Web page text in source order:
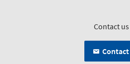
Contact us
Contact